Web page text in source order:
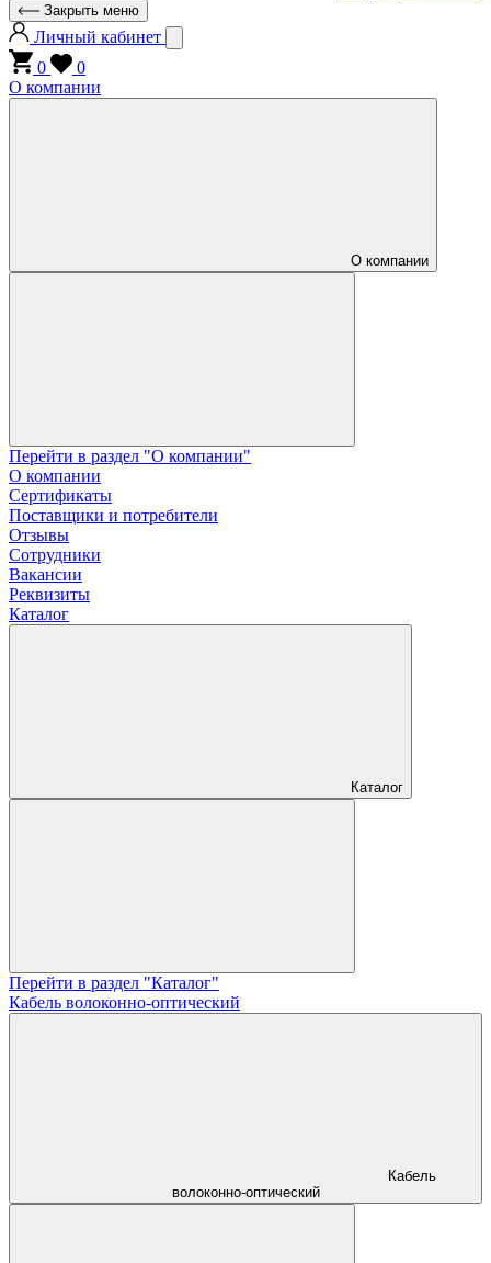
Закрыть меню
Личный кабинет
0
0
О компании
О компании
Перейти в раздел "О компании"
О компании
Сертификаты
Поставщики и потребители
Отзывы
Сотрудники
Вакансии
Реквизиты
Каталог
Каталог
Перейти в раздел "Каталог"
Кабель волоконно-оптический
Кабель
волоконно-оптический